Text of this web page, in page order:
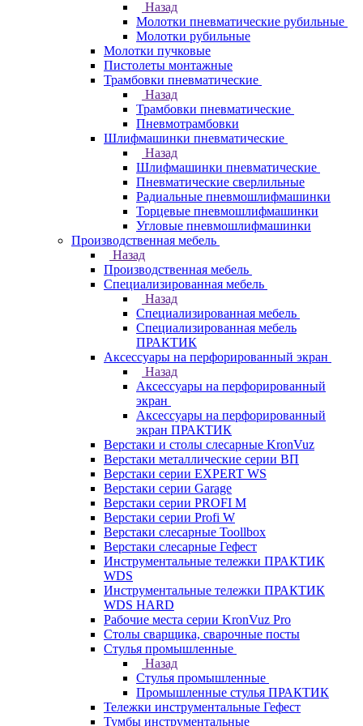
Назад
Молотки пневматические рубильные
Молотки рубильные
Молотки пучковые
Пистолеты монтажные
Трамбовки пневматические
Назад
Трамбовки пневматические
Пневмотрамбовки
Шлифмашинки пневматические
Назад
Шлифмашинки пневматические
Пневматические сверлильные
Радиальные пневмошлифмашинки
Торцевые пневмошлифмашинки
Угловые пневмошлифмашинки
Производственная мебель
Назад
Производственная мебель
Cпециализированная мебель
Назад
Cпециализированная мебель
Специализированная мебель
ПРАКТИК
Аксессуары на перфорированный экран
Назад
Аксессуары на перфорированный
экран
Аксессуары на перфорированный
экран ПРАКТИК
Верстаки и столы слесарные KronVuz
Верстаки металлические серии ВП
Верстаки серии EXPERT WS
Верстаки серии Garage
Верстаки серии PROFI M
Верстаки серии Profi W
Верстаки слесарные Toollbox
Верстаки слесарные Гефест
Инструментальные тележки ПРАКТИК
WDS
Инструментальные тележки ПРАКТИК
WDS HARD
Рабочие места серии KronVuz Pro
Столы сварщика, сварочные посты
Стулья промышленные
Назад
Стулья промышленные
Промышленные стулья ПРАКТИК
Тележки инструментальные Гефест
Тумбы инструментальные